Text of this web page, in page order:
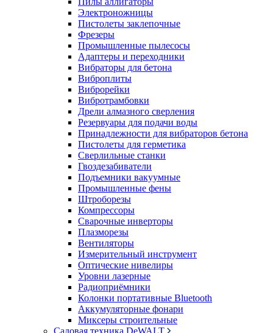
Электроножницы
Пистолеты заклепочные
Фрезеры
Промышленные пылесосы
Адаптеры и переходники
Вибраторы для бетона
Виброплиты
Виброрейки
Вибротрамбовки
Дрели алмазного сверления
Резервуары для подачи воды
Принадлежности для вибраторов бетона
Пистолеты для герметика
Сверлильные станки
Гвоздезабиватели
Подъемники вакуумные
Промышленные фены
Штроборезы
Компрессоры
Сварочные инверторы
Плазморезы
Вентиляторы
Измерительный инструмент
Оптические нивелиры
Уровни лазерные
Радиоприёмники
Колонки портативные Bluetooth
Аккумуляторные фонари
Миксеры строительные
Садовая техника DeWALT